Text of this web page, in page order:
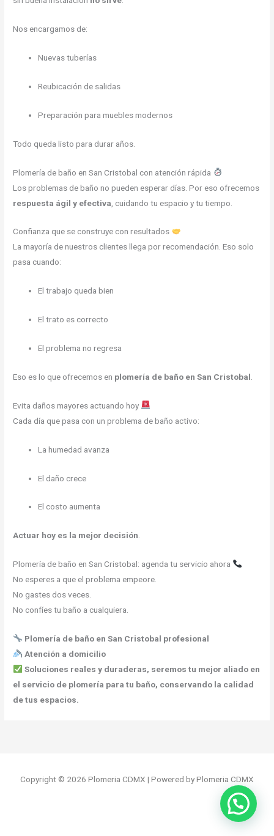
Nos encargamos de:
Nuevas tuberías
Reubicación de salidas
Preparación para muebles modernos
Todo queda listo para durar años.
Plomería de baño en San Cristobal con atención rápida
Los problemas de baño no pueden esperar días. Por eso ofrecemos
respuesta ágil y efectiva , cuidando tu espacio y tu tiempo.
Confianza que se construye con resultados
La mayoría de nuestros clientes llega por recomendación. Eso solo
pasa cuando:
El trabajo queda bien
El trato es correcto
El problema no regresa
Eso es lo que ofrecemos en plomería de baño en San Cristobal
Evita daños mayores actuando hoy
Cada día que pasa con un problema de baño activo:
La humedad avanza
El daño crece
El costo aumenta
Actuar hoy es la mejor decisión.
Plomería de baño en San Cristobal: agenda tu servicio ahora
No esperes a que el problema empeore.
No gastes dos veces.
No confíes tu baño a cualquiera.
Plomería de baño en San Cristobal profesional
Atención a domicilio
Soluciones reales y duraderas, seremos tu mejor aliado en
el servicio de plomería para tu baño, conservando la calidad
de tus espacios.
Copyright © 2026 Plomeria CDMX | Powered by Plomeria CDMX